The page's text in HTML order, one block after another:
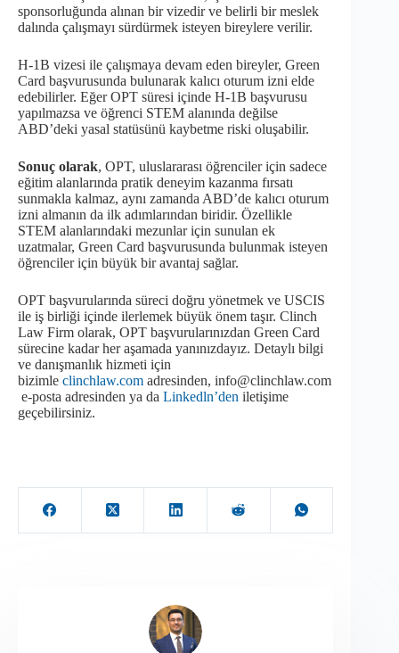
sponsorluğunda alınan bir vizedir ve belirli bir meslek
dalında çalışmayı sürdürmek isteyen bireylere verilir.
H-1B vizesi ile çalışmaya devam eden bireyler, Green
Card başvurusunda bulunarak kalıcı oturum izni elde
edebilirler. Eğer OPT süresi içinde H-1B başvurusu
yapılmazsa ve öğrenci STEM alanında değilse
ABD’deki yasal statüsünü kaybetme riski oluşabilir.
Sonuç olarak, OPT, uluslararası öğrenciler için sadece
eğitim alanlarında pratik deneyim kazanma fırsatı
sunmakla kalmaz, aynı zamanda ABD’de kalıcı oturum
izni almanın da ilk adımlarından biridir. Özellikle
STEM alanlarındaki mezunlar için sunulan ek
uzatmalar, Green Card başvurusunda bulunmak isteyen
öğrenciler için büyük bir avantaj sağlar.
OPT başvurularında süreci doğru yönetmek ve USCIS
ile iş birliği içinde ilerlemek büyük önem taşır. Clinch
Law Firm olarak, OPT başvurularınızdan Green Card
sürecine kadar her aşamada yanınızdayız. Detaylı bilgi
ve danışmanlık hizmeti için
bizimle clinchlaw.com adresinden, info@clinchlaw.com
e-posta adresinden ya da Linkedln’den iletişime
geçebilirsiniz.